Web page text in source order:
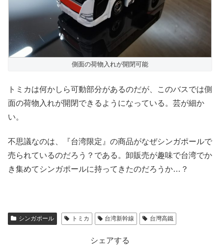
側面の荷物入れが開閉可能
トミカは何かしら可動部分があるのだが、このバスでは側
面の荷物入れが開閉できるようになっている。芸が細か
い。
不思議なのは、『台湾限定』の商品がなぜシンガポールで
売られているのだろう？である。卸販売が趣味で台湾でか
き集めてシンガポールに持ってきたのだろうか…？
シンガポール トミカ 台湾新幹線 台灣高鐵
シェアする